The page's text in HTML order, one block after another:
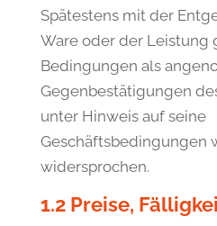
Spätestens mit der
Ware oder der Leistung
Bedingungen als
Gegenbestätigungen
unter Hinweis auf seine
Geschäftsbedingungen
widersprochen.
1.2 Preise,